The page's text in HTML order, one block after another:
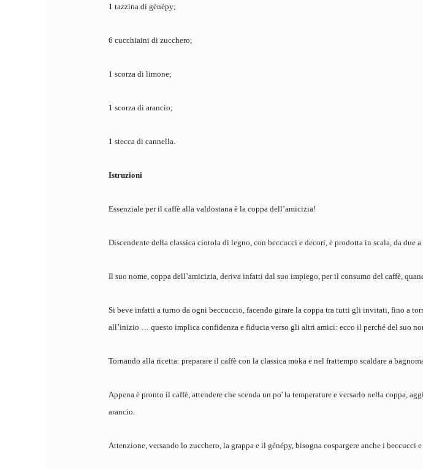
1 tazzina di génépy;
6 cucchiaini di zucchero;
1 scorza di limone;
1 scorza di arancio;
1 stecca di cannella.
Istruzioni
Essenziale per il caffè alla valdostana è la coppa dell’amicizia!
Discendente della classica ciotola di legno, con beccucci e decori, è prodotta in scala, da
Il suo nome, coppa dell’amicizia, deriva infatti dal suo impiego, per il consumo del caffè,
Si beve infatti a turno da ogni beccuccio, facendo girare la coppa tra tutti gli invitati, fino a
all’inizio … questo implica confidenza e fiducia verso gli altri amici: ecco il perché del suo
Tornando alla ricetta: preparare il caffè con la classica moka e nel frattempo scaldare a
Appena è pronto il caffè, attendere che scenda un po' la temperature e versarlo nella coppa,
arancio.
Attenzione, versando lo zucchero, la grappa e il génépy, bisogna cospargere anche i beccucci